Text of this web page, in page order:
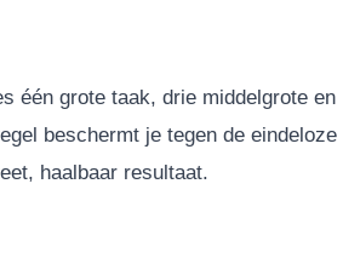
één grote taak, drie middelgrote en
beschermt je tegen de eindeloze
haalbaar resultaat.